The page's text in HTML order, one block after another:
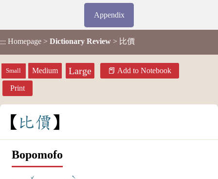
Appendix
::: Homepage > Dictionary Review > 比價
Small Medium Large Add to Notebook
Print
比價
Bopomofo
ˇ ˋ